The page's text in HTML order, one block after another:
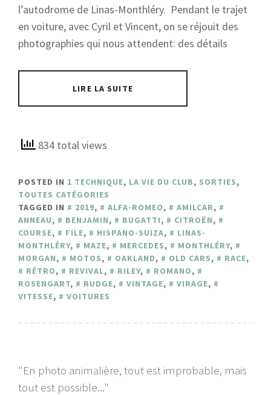
l’autodrome de Linas-Monthléry. Pendant le trajet
en voiture, avec Cyril et Vincent, on se réjouit des
photographies qui nous attendent: des détails
LIRE LA SUITE
834 total views
POSTED IN 1 TECHNIQUE, LA VIE DU CLUB, SORTIES,
TOUTES CATÉGORIES
TAGGED IN
2019, ALFA-ROMEO, AMILCAR,
ANNEAU, BENJAMIN, BUGATTI, CITROËN,
COURSE, FILE, HISPANO-SUIZA,
LINAS-
MONTHLÉRY, MAZE, MERCEDES, MONTHLÉRY,
MORGAN, MOTOS, OAKLAND, OLD CARS, RACE,
RÉTRO, REVIVAL, RILEY, ROMANO,
ROSENGART, RUDGE, VINTAGE, VIRAGE,
VITESSE, VOITURES
"En photo animalière, tout est improbable, mais
tout est possible..."